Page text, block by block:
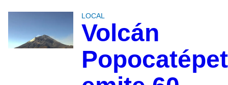
LOCAL
Volcán